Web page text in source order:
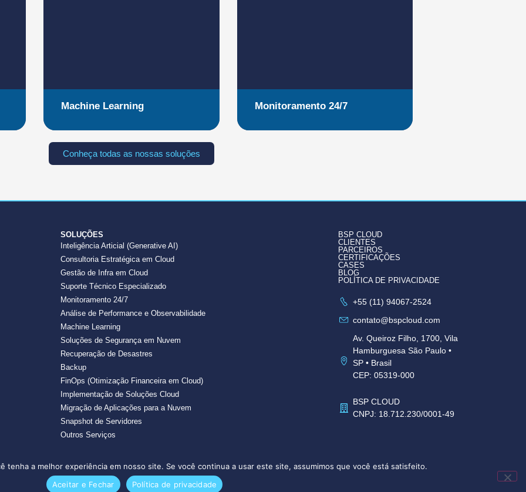
Machine Learning Monitoramento 24/7
Conheça todas as nossas soluções
SOLUÇÕES
Inteligência Articial (Generative AI)
Consultoria Estratégica em Cloud
Gestão de Infra em Cloud
Suporte Técnico Especializado
Monitoramento 24/7
Análise de Performance e Observabilidade
Machine Learning
Soluções de Segurança em Nuvem
Recuperação de Desastres
Backup
FinOps (Otimização Financeira em Cloud)
Implementação de Soluções Cloud
Migração de Aplicações para a Nuvem
Snapshot de Servidores
Outros Serviços
BSP CLOUD
CLIENTES
PARCEIROS
CERTIFICAÇÕES
CASES
BLOG
POLÍTICA DE PRIVACIDADE
+55 (11) 94067-2524
contato@bspcloud.com
Av. Queiroz Filho, 1700, Vila
Hamburguesa São Paulo •
SP • Brasil
CEP: 05319-000
BSP CLOUD
CNPJ: 18.712.230/0001-49
tenha a melhor experiência em nosso site. Se você continua a usar este site, assumimos que você está satisfeito.
Aceitar e Fechar
Política de privacidade